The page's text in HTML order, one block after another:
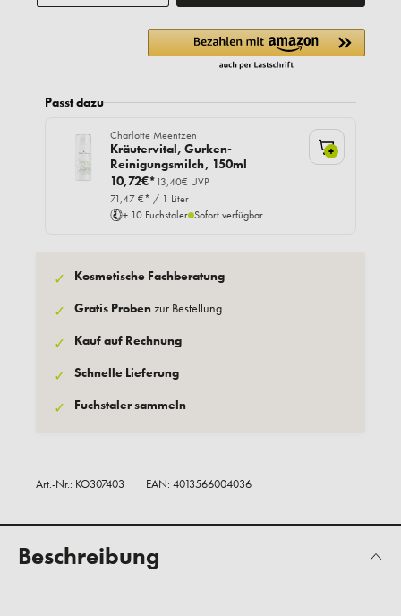
Passt dazu
Charlotte Meentzen
Kräutervital, Gurken-
Reinigungsmilch, 150ml
10,72€*13,40€ UVP
71,47 €* / 1 Liter
+ 10 Fuchstaler Sofort verfügbar
+
✓ Kosmetische Fachberatung
✓ Gratis Probenzur Bestellung
✓ Kauf auf Rechnung
✓ Schnelle Lieferung
✓ Fuchstaler sammeln
Art.-Nr.: KO307403 EAN: 4013566004036
Beschreibung